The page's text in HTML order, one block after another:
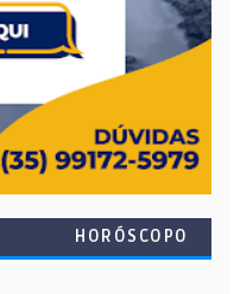
HORÓSCOPO